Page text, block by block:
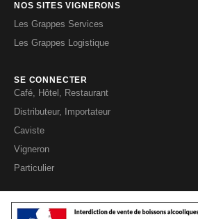
NOS SITES VIGNERONS
Les Grappes Services
Les Grappes Logistique
SE CONNECTER
Café, Hôtel, Restaurant
Distributeur, Importateur
Caviste
Vigneron
Particulier